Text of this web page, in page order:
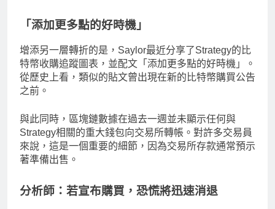
「添加更多點的好時機」
增添另一層轉折的是，Saylor最近分享了Strategy的比
特幣收購追蹤圖表，並配文「添加更多點的好時機」。
從歷史上看，類似的貼文曾出現在新的比特幣購買公告
之前。
與此同時，區塊鏈數據在過去一週並未顯示任何與
Strategy相關的重大錢包向交易所轉帳。對許多交易員
來說，這是一個重要的細節，因為交易所存款通常預示
著準備出售。
分析師：若宣布購買，恐慌將迅速消退